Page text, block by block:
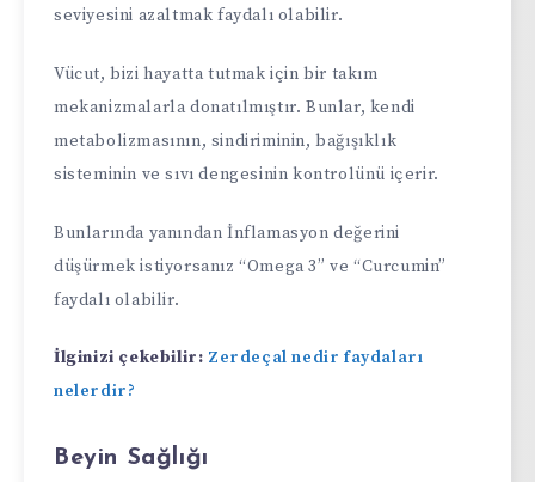
seviyesini azaltmak faydalı olabilir.
Vücut, bizi hayatta tutmak için bir takım
mekanizmalarla donatılmıştır. Bunlar, kendi
metabolizmasının, sindiriminin, bağışıklık
sisteminin ve sıvı dengesinin kontrolünü içerir.
Bunlarında yanından İnflamasyon değerini
düşürmek istiyorsanız “Omega 3” ve “Curcumin”
faydalı olabilir.
İlginizi çekebilir: Zerdeçal nedir faydaları
nelerdir?
Beyin Sağlığı